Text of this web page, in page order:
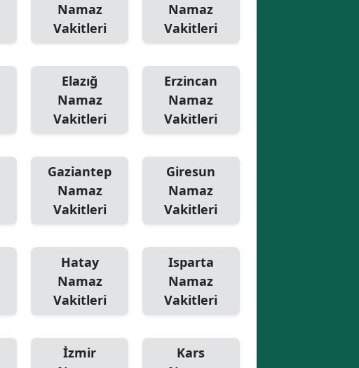
Tokat
Tunceli
Şanlıurfa
Van
Yozgat
Aksaray
Bayburt
Karaman
Namaz
Vakitleri
Namaz
Vakitleri
Elazığ
Namaz
Vakitleri
Erzincan
Namaz
Vakitleri
Gaziantep
Namaz
Vakitleri
Giresun
Namaz
Vakitleri
Hatay
Namaz
Vakitleri
Isparta
Namaz
Vakitleri
İzmir
Kars